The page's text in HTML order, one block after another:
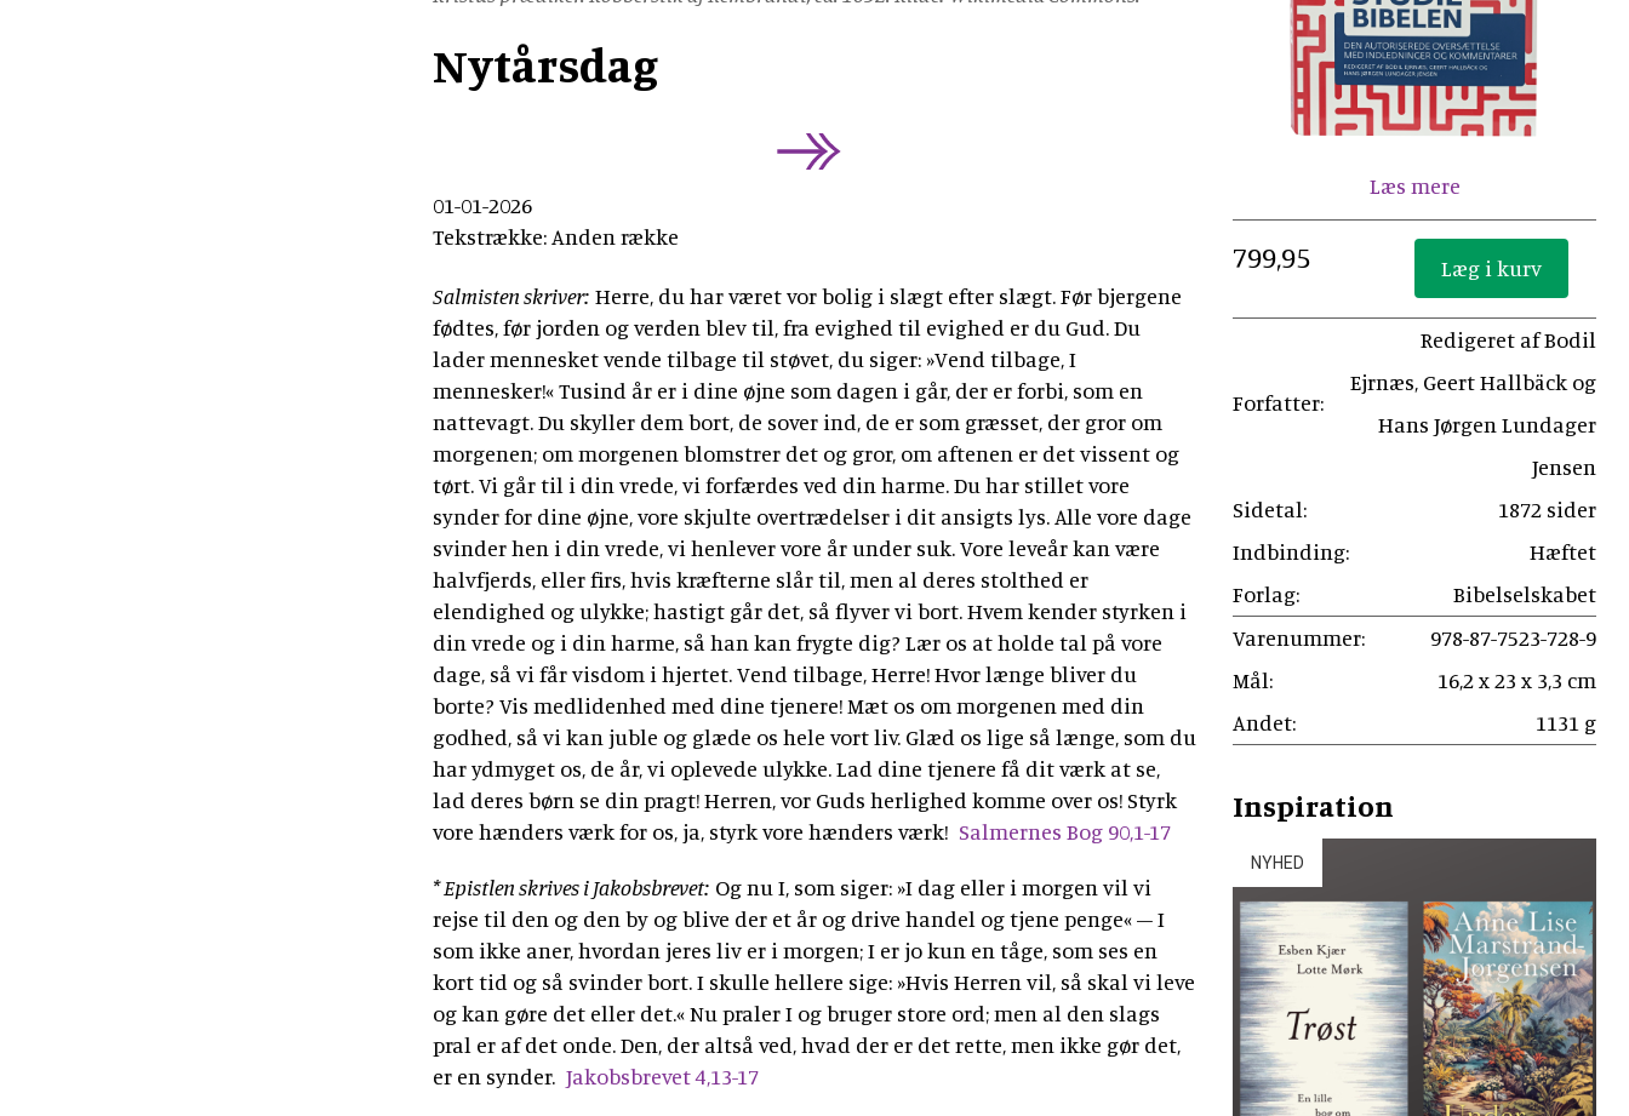
tidsskrift
Bibelen
Bibellæseplanen
Bibelen
Nytårsdag
01-01-2026
Tekstrække: Anden række
Salmisten skriver: Herre, du har været vor bolig i slægt efter slægt. Før bjergene
fødtes, før jorden og verden blev til, fra evighed til evighed er du Gud. Du
lader mennesket vende tilbage til støvet, du siger: »Vend tilbage, I
mennesker!« Tusind år er i dine øjne som dagen i går, der er forbi, som en
nattevagt. Du skyller dem bort, de sover ind, de er som græsset, der gror om
morgenen; om morgenen blomstrer det og gror, om aftenen er det vissent og
tørt. Vi går til i din vrede, vi forfærdes ved din harme. Du har stillet vore
synder for dine øjne, vore skjulte overtrædelser i dit ansigts lys. Alle vore dage
svinder hen i din vrede, vi henlever vore år under suk. Vore leveår kan være
halvfjerds, eller firs, hvis kræfterne slår til, men al deres stolthed er
elendighed og ulykke; hastigt går det, så flyver vi bort. Hvem kender styrken i
din vrede og i din harme, så han kan frygte dig? Lær os at holde tal på vore
dage, så vi får visdom i hjertet. Vend tilbage, Herre! Hvor længe bliver du
borte? Vis medlidenhed med dine tjenere! Mæt os om morgenen med din
godhed, så vi kan juble og glæde os hele vort liv. Glæd os lige så længe, som du
har ydmyget os, de år, vi oplevede ulykke. Lad dine tjenere få dit værk at se,
lad deres børn se din pragt! Herren, vor Guds herlighed komme over os! Styrk
vore hænders værk for os, ja, styrk vore hænders værk! Salmernes Bog 90,1-17
* Epistlen skrives i Jakobsbrevet: Og nu I, som siger: »I dag eller i morgen vil vi
rejse til den og den by og blive der et år og drive handel og tjene penge« – I
som ikke aner, hvordan jeres liv er i morgen; I er jo kun en tåge, som ses en
kort tid og så svinder bort. I skulle hellere sige: »Hvis Herren vil, så skal vi leve
og kan gøre det eller det.« Nu praler I og bruger store ord; men al den slags
pral er af det onde. Den, der altså ved, hvad der er det rette, men ikke gør det,
er en synder. Jakobsbrevet 4,13-17
Læs mere
799,95
Forfatter:
Redigeret af Bodil
Ejrnæs, Geert Hallbäck og
Hans Jørgen Lundager
Jensen
Sidetal:
1872 sider
Indbinding:
Hæftet
Forlag:
Bibelselskabet
Varenummer:
978-87-7523-728-9
Mål:
16,2 x 23 x 3,3 cm
Andet:
1131 g
Inspiration
NYHED